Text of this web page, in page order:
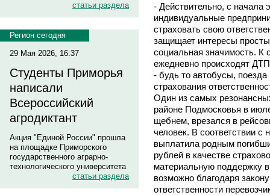
статьи раздела
Регион сегодня
29 Мая 2026, 16:37
Студенты Приморья
написали
Всероссийский
агродиктант
Акция "Единой России" прошла
на площадке Приморского
государственного аграрно-
технологического университета
статьи раздела
- Действительно, с начала
индивидуальные
страховать свою
защищает интересы
социальная значимость. К
ежедневно происходят
- будь то автобусы,
страхования
Один из самых
районе Подмосковья в
щебнем, врезался в
человек. В соответствии
выплатила родным
рублей в качестве
материальную поддержку
возможно благодаря
ответственности